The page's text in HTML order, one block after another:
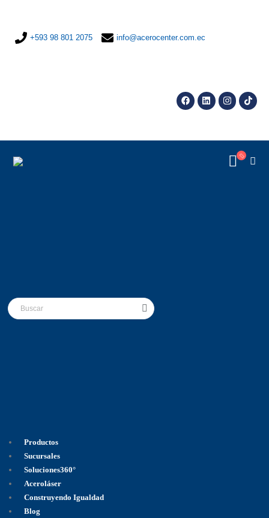
+593 98 801 2075 info@acerocenter.com.ec
Productos
Sucursales
Soluciones360°
Aceroláser
Construyendo Igualdad
Blog